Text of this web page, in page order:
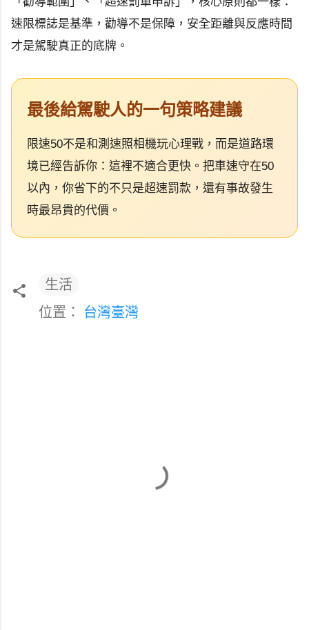
速限標誌是基準，勸導不是保障，安全距離與反應時間
才是駕駛真正的底牌。
最後給駕駛人的一句策略建議
限速50不是和測速照相機玩心理戰，而是道路環
境已經告訴你：這裡不適合更快。把車速守在50
以內，你省下的不只是超速罰款，還有事故發生
時最昂貴的代價。
生活
位置： 台灣臺灣